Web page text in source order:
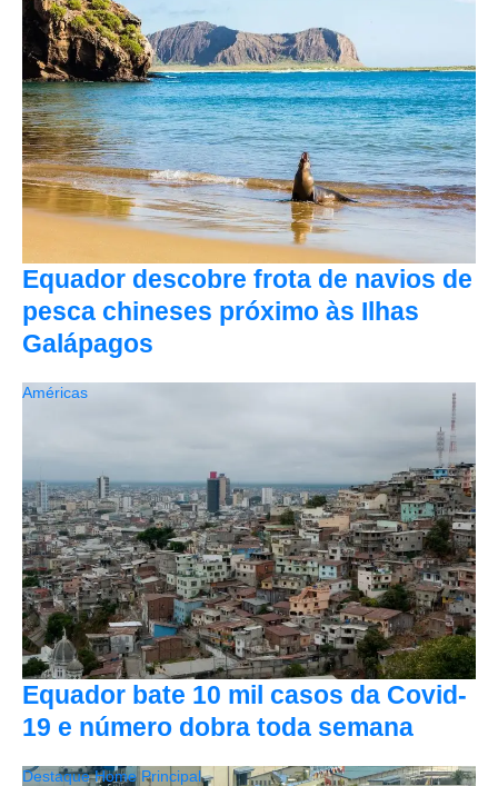
Equador descobre frota de navios de
pesca chineses próximo às Ilhas
Galápagos
Equador bate 10 mil casos da Covid-
19 e número dobra toda semana
Américas
Destaque Home Principal